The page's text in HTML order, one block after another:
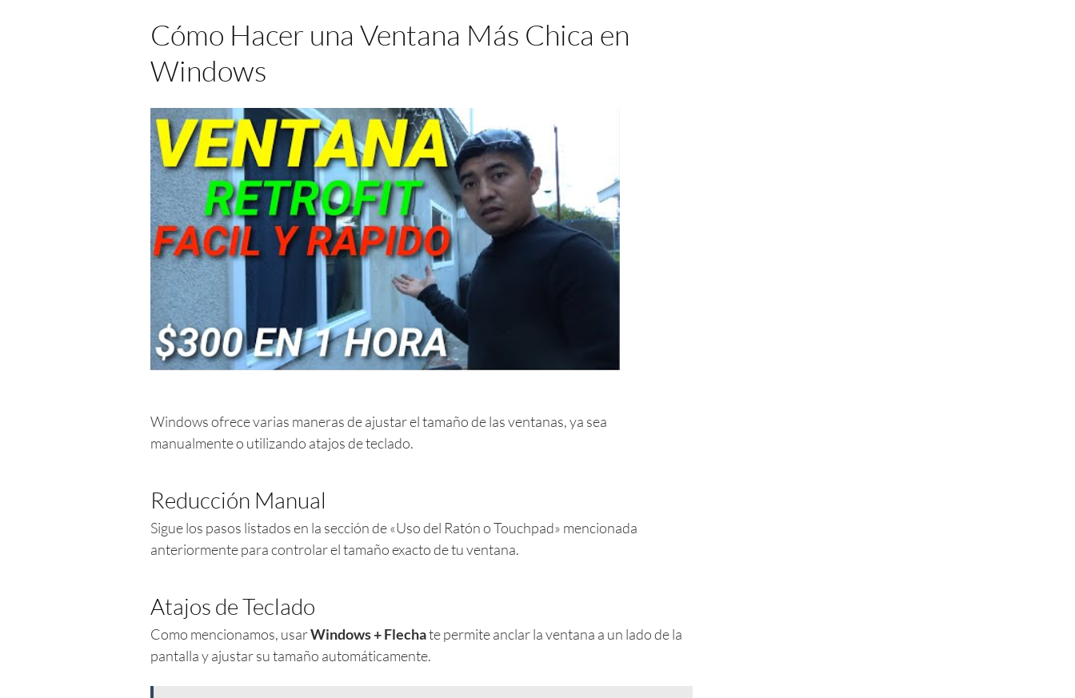
Cómo Hacer una Ventana Más Chica en
Windows
Windows ofrece varias maneras de ajustar el tamaño de las ventanas, ya sea
manualmente o utilizando atajos de teclado.
Reducción Manual
Sigue los pasos listados en la sección de «Uso del Ratón o Touchpad» mencionada
anteriormente para controlar el tamaño exacto de tu ventana.
Atajos de Teclado
Como mencionamos, usarWindows + Flechate permite anclar la ventana a un lado de la
pantalla y ajustar su tamaño automáticamente.